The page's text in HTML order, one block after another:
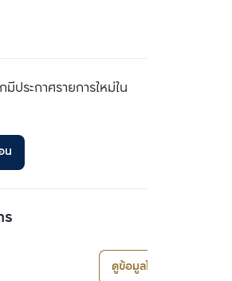
ประกาศรายการใหม่ใน
น
ร
ดูข้อมูลโครงการ